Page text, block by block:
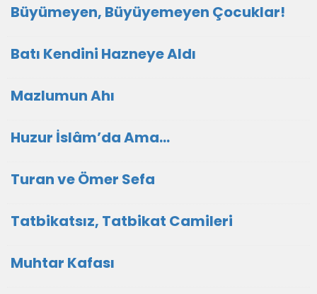
Büyümeyen, Büyüyemeyen Çocuklar!
Batı Kendini Hazneye Aldı
Mazlumun Ahı
Huzur İslâm’da Ama…
Turan ve Ömer Sefa
Tatbikatsız, Tatbikat Camileri
Muhtar Kafası